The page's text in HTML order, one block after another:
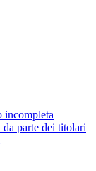
incompleta
parte dei titolari